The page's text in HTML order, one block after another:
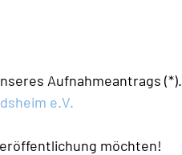
Aufnahmeantrags (*).
e.V.
möchten!